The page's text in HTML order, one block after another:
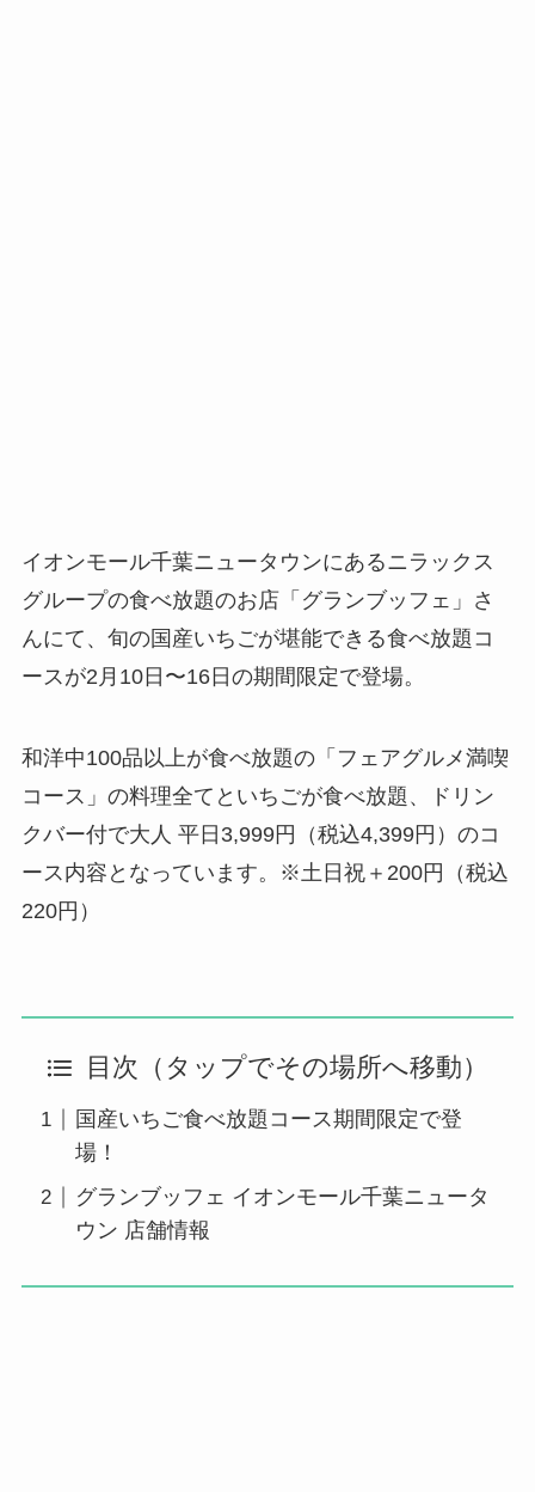
イオンモール千葉ニュータウンにあるニラックス
グループの食べ放題のお店「グランブッフェ」さ
んにて、旬の国産いちごが堪能できる食べ放題コ
ースが2月10日〜16日の期間限定で登場。
和洋中100品以上が食べ放題の「フェアグルメ満喫
コース」の料理全てといちごが食べ放題、ドリン
クバー付で大人 平日3,999円（税込4,399円）のコ
ース内容となっています。※土日祝＋200円（税込
220円）
目次（タップでその場所へ移動）
国産いちご食べ放題コース期間限定で登
場！
グランブッフェ イオンモール千葉ニュータ
ウン 店舗情報